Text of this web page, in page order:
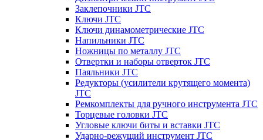
Заклепочники JTC
Ключи JTC
Ключи динамометрические JTC
Напильники JTC
Ножницы по металлу JTC
Отвертки и наборы отверток JTC
Паяльники JTC
Редукторы (усилители крутящего момента)
JTC
Ремкомплекты для ручного инструмента JTC
Торцевые головки JTC
Угловые ключи биты и вставки JTC
Ударно-режущий инструмент JTC